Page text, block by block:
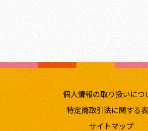
個人情報の取り扱いにつ
特定商取引法に関する
サイトマップ